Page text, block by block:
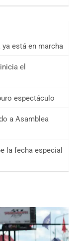
ya está en marcha
el
espectáculo
a Asamblea
la fecha especial